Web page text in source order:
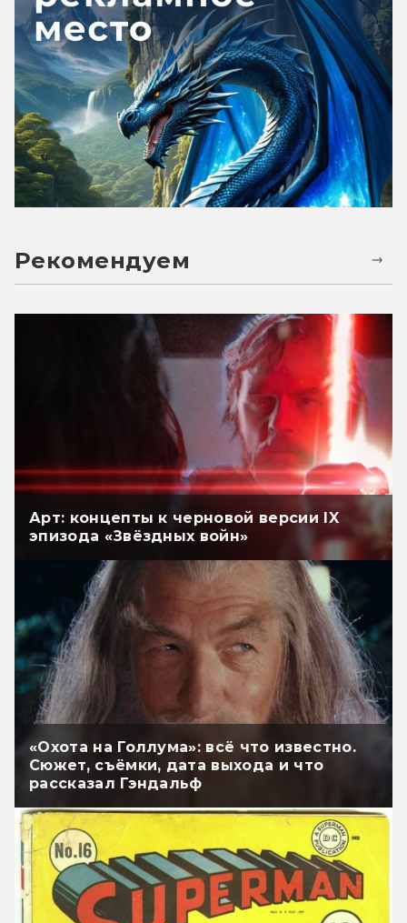
Рекомендуем
Арт: концепты к черновой версии IX
эпизода «Звёздных войн»
«Охота на Голлума»: всё что известно.
Сюжет, съёмки, дата выхода и что
рассказал Гэндальф